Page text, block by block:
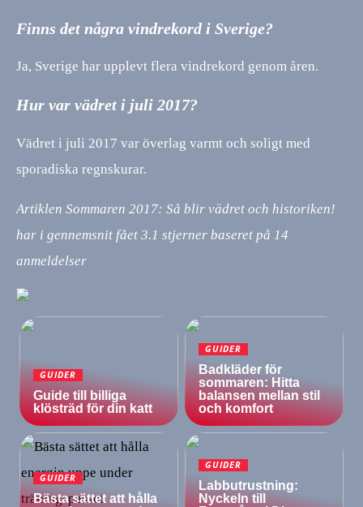
Finns det några vindrekord i Sverige?
Ja, Sverige har upplevt flera vindrekord genom åren.
Hur var vädret i juli 2017?
Vädret i juli 2017 var överlag varmt och soligt med
sporadiska regnskurar.
Artiklen Sommaren 2017: Så blir vädret och historiken!
har i gennemsnit fået 3.1 stjerner baseret på 14
anmeldelser
GUIDER
Guide till billiga
klösträd för din katt
GUIDER
Badkläder för
sommaren: Hitta
balansen mellan stil
och komfort
GUIDER
Bästa sättet att hålla
GUIDER
Labbutrustning:
Nyckeln till